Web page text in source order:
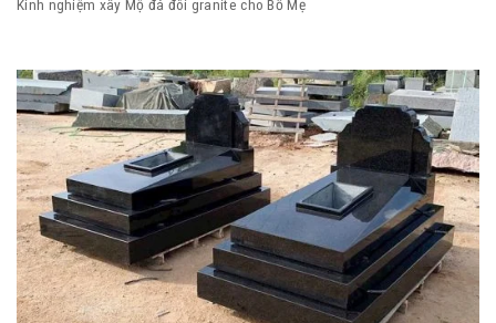
Kinh nghiệm xây Mộ đá đôi granite cho Bố Mẹ